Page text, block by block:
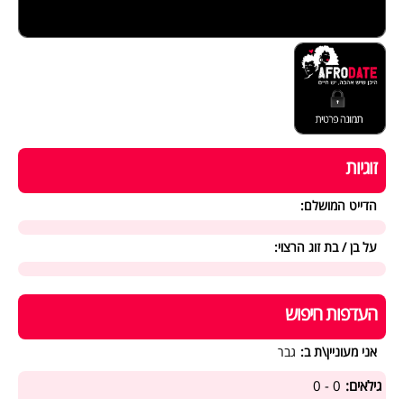
זוגיות
הדייט המושלם:
על בן / בת זוג הרצוי:
העדפות חיפוש
אני מעוניין\ת ב: גבר
גילאים: 0 - 0